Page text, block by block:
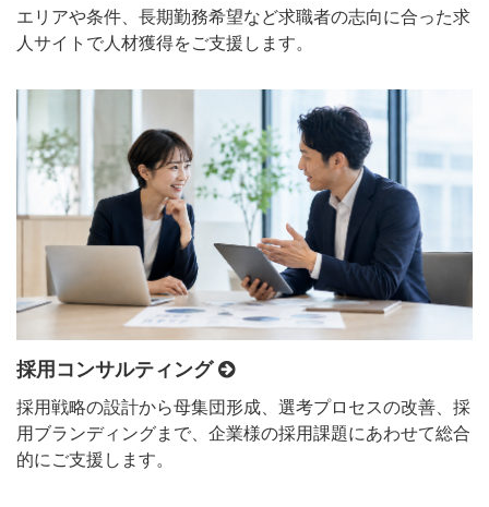
エリアや条件、長期勤務希望など求職者の志向に合った求
人サイトで人材獲得をご支援します。
採用コンサルティング
採用戦略の設計から母集団形成、選考プロセスの改善、採
用ブランディングまで、企業様の採用課題にあわせて総合
的にご支援します。